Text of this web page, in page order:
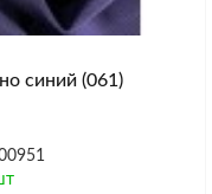
синий (061)